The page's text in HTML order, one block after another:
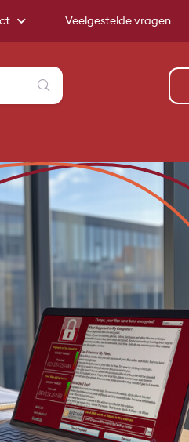
Veelgestelde vragen
Zoeken